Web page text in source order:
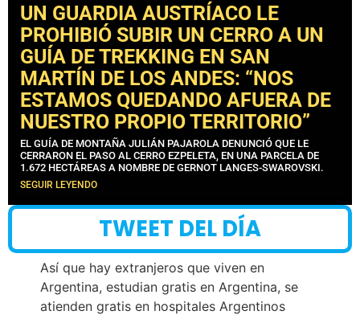
UN GUARDIA AUSTRÍACO LE
PROHIBIÓ SUBIR UN CERRO A UN
GUÍA DE TREKKING EN SAN
MARTÍN DE LOS ANDES: “NOS
ESTAMOS QUEDANDO AFUERA DE
NUESTRO PROPIO TERRITORIO”
EL GUÍA DE MONTAÑA JULIÁN PAJAROLA DENUNCIÓ QUE LE
CERRARON EL PASO AL CERRO EZPELETA, EN UNA PARCELA DE
1.672 HECTÁREAS A NOMBRE DE GERNOT LANGES-SWAROVSKI.
SEGUIR LEYENDO
TWEET DEL DÍA
Así que hay extranjeros que viven en
Argentina, estudian gratis en Argentina, se
atienden gratis en hospitales Argentinos